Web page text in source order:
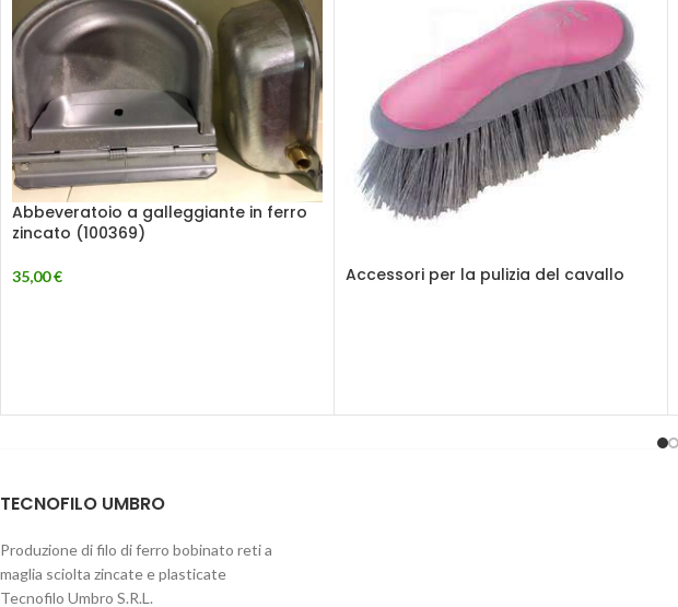
Abbeveratoio a galleggiante in ferro
zincato (100369)
35,00€ Accessori per la pulizia del cavallo
TECNOFILO UMBRO
Produzione di filo di ferro bobinato reti a
maglia sciolta zincate e plasticate
Tecnofilo Umbro S.R.L.